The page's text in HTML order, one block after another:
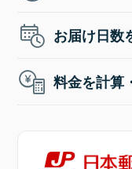
お届け日数
料金を計算